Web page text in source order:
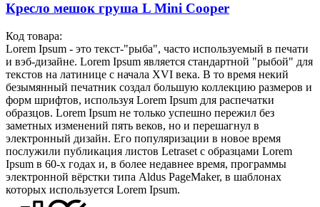
Кресло мешок груша L Mini Cooper
Код товара:
Lorem Ipsum - это текст-"рыба", часто используемый в печати
и вэб-дизайне. Lorem Ipsum является стандартной "рыбой" для
текстов на латинице с начала XVI века. В то время некий
безымянный печатник создал большую коллекцию размеров и
форм шрифтов, используя Lorem Ipsum для распечатки
образцов. Lorem Ipsum не только успешно пережил без
заметных изменений пять веков, но и перешагнул в
электронный дизайн. Его популяризации в новое время
послужили публикация листов Letraset с образцами Lorem
Ipsum в 60-х годах и, в более недавнее время, программы
электронной вёрстки типа Aldus PageMaker, в шаблонах
которых используется Lorem Ipsum.